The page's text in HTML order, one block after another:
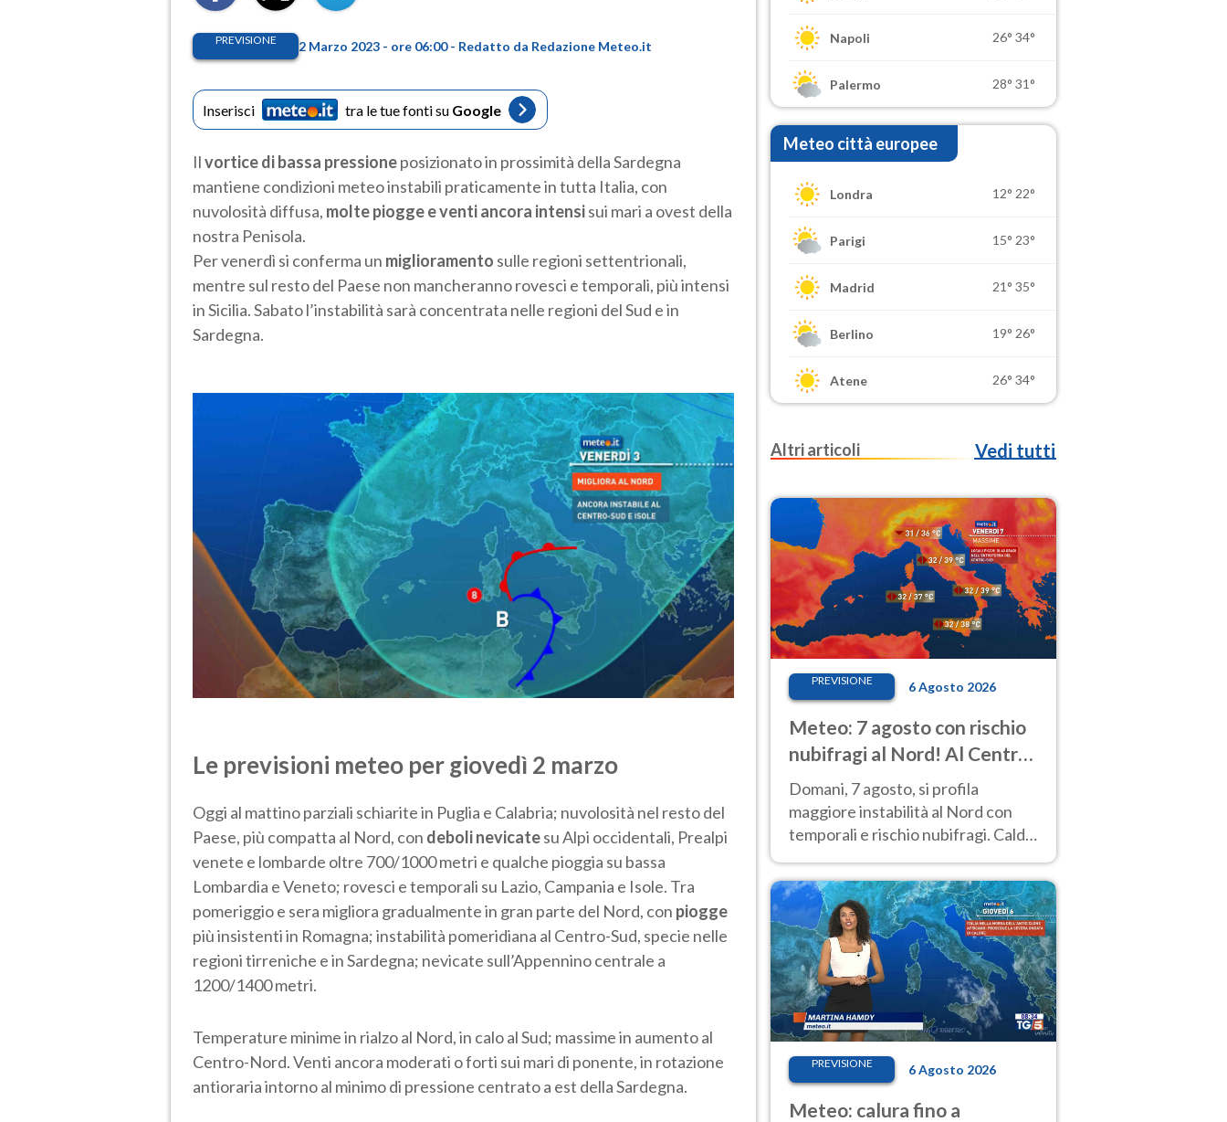
PREVISIONE 2 Marzo 2023 - ore 06:00 - Redatto da Redazione Meteo.it
Inserisci tra le tue fonti su Google
Ilvortice di bassa pressioneposizionato in prossimità della Sardegna
mantiene condizioni meteo instabili praticamente in tutta Italia, con
nuvolosità diffusa, molte piogge e venti ancora intensisui mari a ovest della
nostra Penisola.
Per venerdì si conferma un miglioramento sulle regioni settentrionali,
mentre sul resto del Paese non mancheranno rovesci e temporali, più intensi
in Sicilia. Sabato l’instabilità sarà concentrata nelle regioni del Sud e in
Sardegna.
Le previsioni meteo per giovedì 2 marzo
Oggi al mattino parziali schiarite in Puglia e Calabria; nuvolosità nel resto del
Paese, più compatta al Nord, con deboli nevicatesu Alpi occidentali, Prealpi
venete e lombarde oltre 700/1000 metri e qualche pioggia su bassa
Lombardia e Veneto; rovesci e temporali su Lazio, Campania e Isole. Tra
pomeriggio e sera migliora gradualmente in gran parte del Nord, con piogge
più insistenti in Romagna; instabilità pomeridiana al Centro-Sud, specie nelle
regioni tirreniche e in Sardegna; nevicate sull’Appennino centrale a
1200/1400 metri.
Temperature minime in rialzo al Nord, in calo al Sud; massime in aumento al
Centro-Nord. Venti ancora moderati o forti sui mari di ponente, in rotazione
antioraria intorno al minimo di pressione centrato a est della Sardegna.
Napoli 26° 34°
Palermo 28° 31°
Meteo città europee
Londra 12° 22°
Parigi 15° 23°
Madrid 21° 35°
Berlino 19° 26°
Atene 26° 34°
Altri articoli Vedi tutti
PREVISIONE 6 Agosto 2026
Meteo: 7 agosto con rischio
nubifragi al Nord! Al Centro-
Sud caldo estremo
Domani, 7 agosto, si profila
maggiore instabilità al Nord con
temporali e rischio nubifragi. Caldo
previsioni.
PREVISIONE 6 Agosto 2026
Meteo: calura fino a